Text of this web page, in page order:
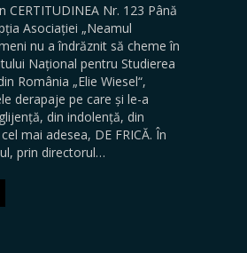
CERTITUDINEA Nr. 123 Până
Asociației „Neamul
nu a îndrăznit să cheme în
Național pentru Studierea
România „Elie Wiesel“,
derapaje pe care și le-a
din indolență, din
mai adesea, DE FRICĂ. În
prin directorul…